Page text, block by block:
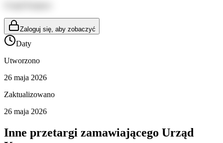
Zaloguj się, aby zobaczyć
Daty
Utworzono
26 maja 2026
Zaktualizowano
26 maja 2026
Inne przetargi zamawiającego Urząd